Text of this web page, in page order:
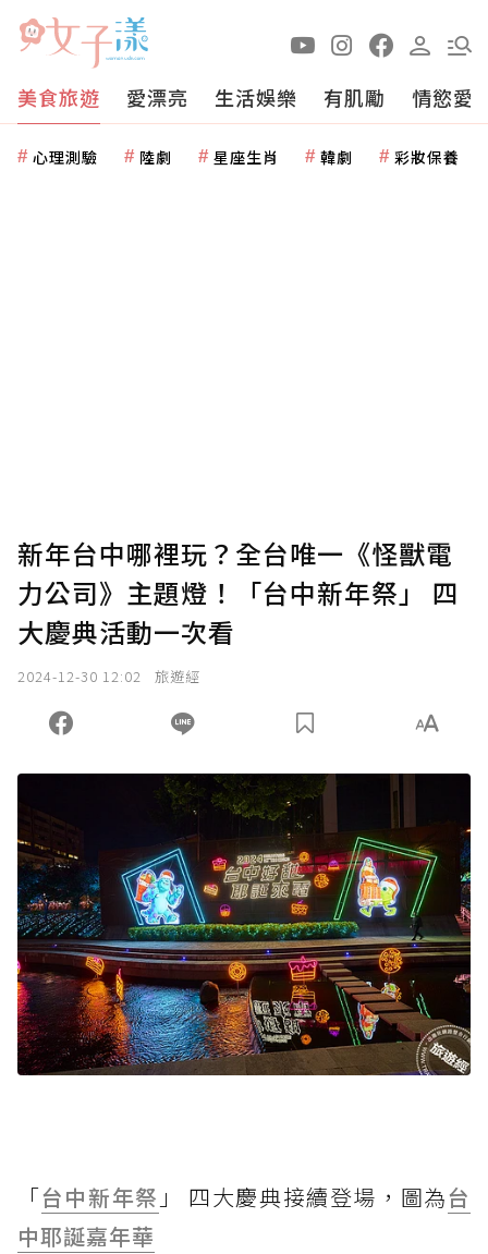
美食旅遊 愛漂亮 生活娛樂 有肌勵 情慾愛
心理測驗 陸劇 星座生肖 韓劇 彩妝保養
新年台中哪裡玩？全台唯一《怪獸電
力公司》主題燈！「台中新年祭」 四
大慶典活動一次看
2024-12-30 12:02 旅遊經
「台中新年祭 」 四大慶典接續登場，圖為台
中耶誕嘉年華